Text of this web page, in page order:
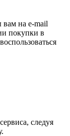
на e-mail
покупки в
следуя